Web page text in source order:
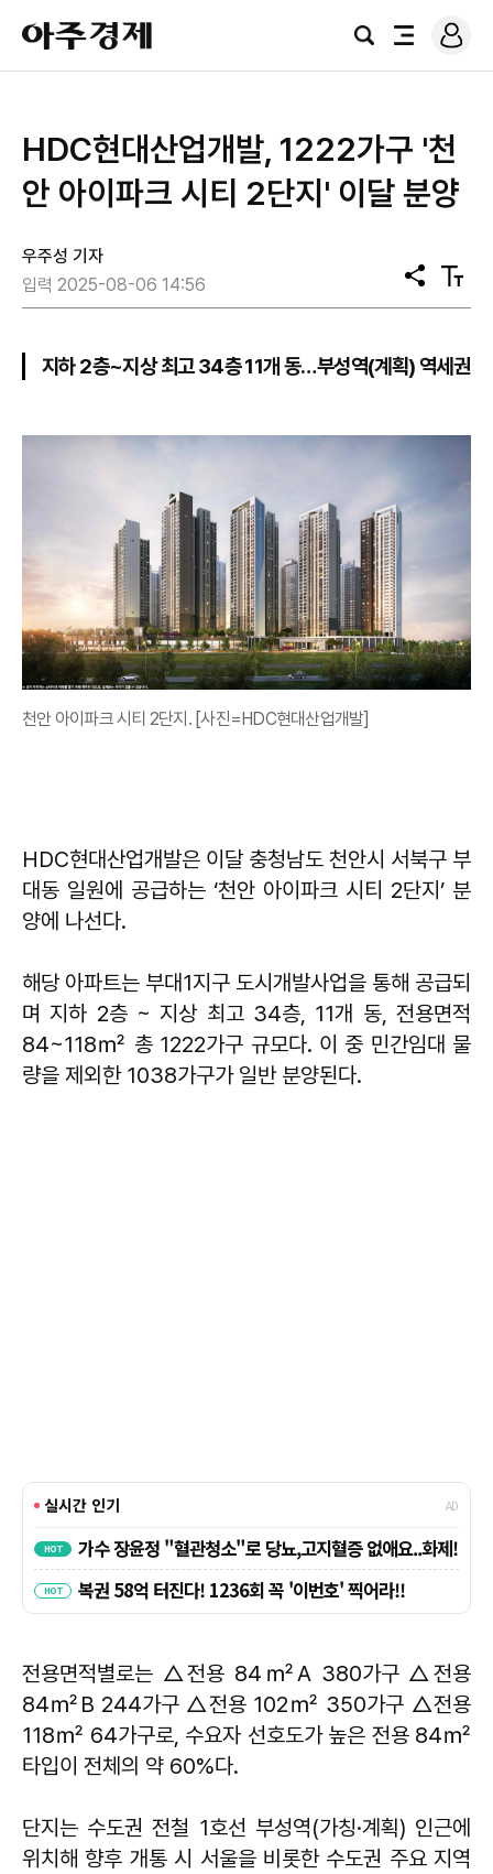
아
주
경
검
전
로
그
HDC현대산업개발, 1222가구 '천
안 아이파크 시티 2단지' 이달 분양
우주성 기자
입력 2025-08-06 14:56
공
유
텍
스
기
지하 2층~지상 최고 34층 11개 동…부성역(계획) 역세권
천안 아이파크 시티 2단지. [사진=HDC현대산업개발]
HDC현대산업개발은 이달 충청남도 천안시 서북구 부
대동 일원에 공급하는 ‘천안 아이파크 시티 2단지’ 분
양에 나선다.
해당 아파트는 부대1지구 도시개발사업을 통해 공급되
며 지하 2층 ~ 지상 최고 34층, 11개 동, 전용면적
84~118㎡ 총 1222가구 규모다. 이 중 민간임대 물
량을 제외한 1038가구가 일반 분양된다.
전용면적별로는 △전용 84㎡A 380가구 △전용
84㎡B 244가구 △전용 102㎡ 350가구 △전용
118㎡ 64가구로, 수요자 선호도가 높은 전용 84㎡
타입이 전체의 약 60%다.
단지는 수도권 전철 1호선 부성역(가칭·계획) 인근에
위치해 향후 개통 시 서울을 비롯한 수도권 주요 지역